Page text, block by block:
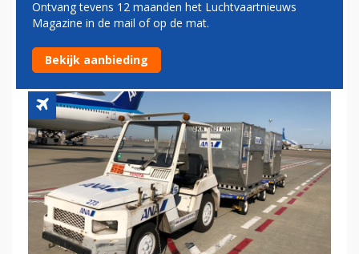
ZELFRIJDENDE
BAGAGEWAGENTJES
Ontvang tevens 12 maanden het Luchtvaartnieuws
Magazine in de mail of op de mat.
Bekijk aanbieding